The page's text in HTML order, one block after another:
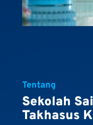
Tentang
Sekolah
Takhasus